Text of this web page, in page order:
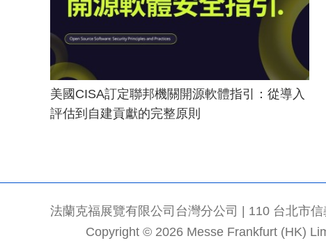
美國CISA訂定聯邦機關開源軟體指引：從導入
評估到自建貢獻的完整原則
法蘭克福展覽有限公司台灣分公司 | 110 台北市
Copyright © 2026 Messe Frankfurt (HK)